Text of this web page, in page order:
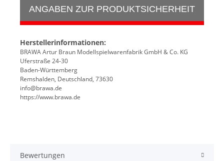
ANGABEN ZUR PRODUKTSICHERHEIT
Herstellerinformationen:
BRAWA Artur Braun Modellspielwarenfabrik GmbH & Co. KG
Uferstraße 24-30
Baden-Württemberg
Remshalden, Deutschland, 73630
info@brawa.de
https://www.brawa.de
Bewertungen